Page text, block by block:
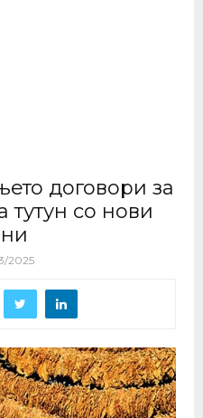
договори за
тутун со нови
2025